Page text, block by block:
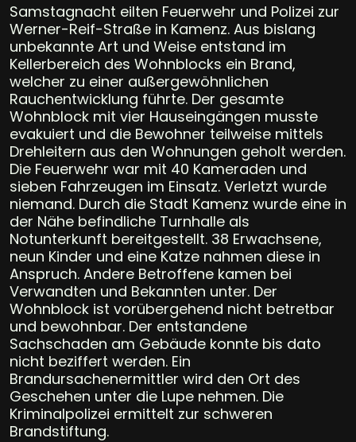
Samstagnacht eilten Feuerwehr und Polizei zur
Werner-Reif-Straße in Kamenz. Aus bislang
unbekannte Art und Weise entstand im
Kellerbereich des Wohnblocks ein Brand,
welcher zu einer außergewöhnlichen
Rauchentwicklung führte. Der gesamte
Wohnblock mit vier Hauseingängen musste
evakuiert und die Bewohner teilweise mittels
Drehleitern aus den Wohnungen geholt werden.
Die Feuerwehr war mit 40 Kameraden und
sieben Fahrzeugen im Einsatz. Verletzt wurde
niemand. Durch die Stadt Kamenz wurde eine in
der Nähe befindliche Turnhalle als
Notunterkunft bereitgestellt. 38 Erwachsene,
neun Kinder und eine Katze nahmen diese in
Anspruch. Andere Betroffene kamen bei
Verwandten und Bekannten unter. Der
Wohnblock ist vorübergehend nicht betretbar
und bewohnbar. Der entstandene
Sachschaden am Gebäude konnte bis dato
nicht beziffert werden. Ein
Brandursachenermittler wird den Ort des
Geschehen unter die Lupe nehmen. Die
Kriminalpolizei ermittelt zur schweren
Brandstiftung.